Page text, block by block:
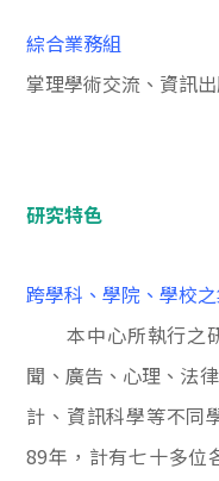
綜合業務組
掌理學術交流、資訊
研究特色
跨學科、學院、學校
本中心所執行之
聞、廣告、心理、法
計、資訊科學等不同
89年，計有七十多位